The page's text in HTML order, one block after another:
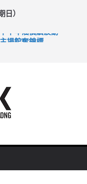
）
半年油價續波動
場館奪錦標
今屆任期內完成立法